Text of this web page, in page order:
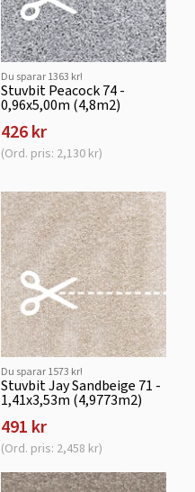
Du sparar 1363 kr!
Stuvbit Peacock 74 -
0,96x5,00m (4,8m2)
426 kr
(Ord. pris: 2,130 kr)
Du sparar 1573 kr!
Stuvbit Jay Sandbeige 71 -
1,41x3,53m (4,9773m2)
491 kr
(Ord. pris: 2,458 kr)